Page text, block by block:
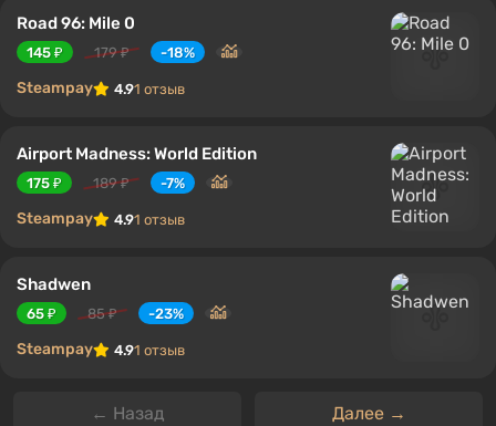
Road 96: Mile 0
145 ₽ 179 ₽ -18%
Steampay 4.91 отзыв
Airport Madness: World Edition
175 ₽ 189 ₽ -7%
Steampay 4.91 отзыв
Shadwen
65 ₽ 85 ₽ -23%
Steampay 4.91 отзыв
← Назад Далее →